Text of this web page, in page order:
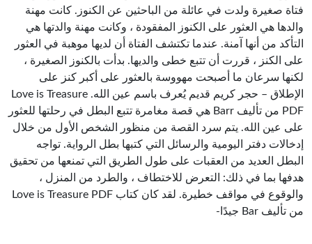
فتاة صغيرة ولدت في عائلة من الباحثين عن الكنوز. كانت مهنة
والدها هي العثور على الكنوز المفقودة ، وكانت مهنة والدتها هي
التأكد من أنها آمنة. عندما تكتشف الفتاة أن لديها موهبة في العثور
على الكنز ، قررت أن تتبع خطى والديها. بدأت بالكنوز الصغيرة ،
لكنها سرعان ما أصبحت مهووسة بالعثور على أكبر كنز على
الإطلاق – حجر كريم قديم يُعرف باسم عين الله. Love is Treasure
PDF من تأليف Barr هي قصة مغامرة تتبع البطل في رحلتها للعثور
على عين الله. يتم سرد القصة من منظور الشخص الأول من خلال
إدخالات دفتر اليومية والرسائل التي كتبها بطل الرواية. تواجه
البطل العديد من العقبات على طول الطريق التي تمنعها من تحقيق
هدفها بما في ذلك: التعرض للاختطاف ، والطرد من المنزل ،
والوقوع في مواقف خطيرة. لقد كان كتاب Love is Treasure PDF
من تأليف Bar جيدًا-